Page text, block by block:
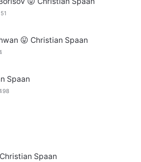
😛 Christian Spaan
Spaan
Spaan